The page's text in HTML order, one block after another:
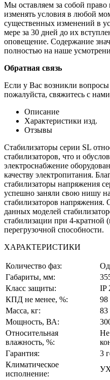
Мы оставляем за собой
изменять условия в любой
существенных изменений в
мере за 30 дней до их
оповещение. Содержание
полностью на наше
Обратная связь
Если у Вас возникли
пожалуйста, свяжитесь с
Описание
Характеристики изд.
Отзывы
Стабилизаторы серии SL
стабилизаторов, что и
электроснабжение
качеству электропитания.
стабилизаторы напряжения
успешно заняли свою нишу
стабилизаторов напряжения.
данных моделей
стабилизации при 4-кратной
перегрузочной способности.
ХАРАКТЕРИСТИКИ
Количество фаз:
Габариты, мм:
Класс защиты:
IP
КПД не менее, %:
98
Масса, кг:
83
Мощность, ВА:
Относительная
влажность, %:
Не
Гарантия:
3
Климатическое
исполнение: